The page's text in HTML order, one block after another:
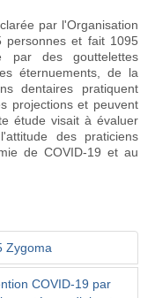
par l'Organisation
personnes et fait 1095
par des gouttelettes
éternuements, de la
dentaires pratiquent
projections et peuvent
étude visait à évaluer
des praticiens
de COVID-19 et au
Zygoma
COVID-19 par